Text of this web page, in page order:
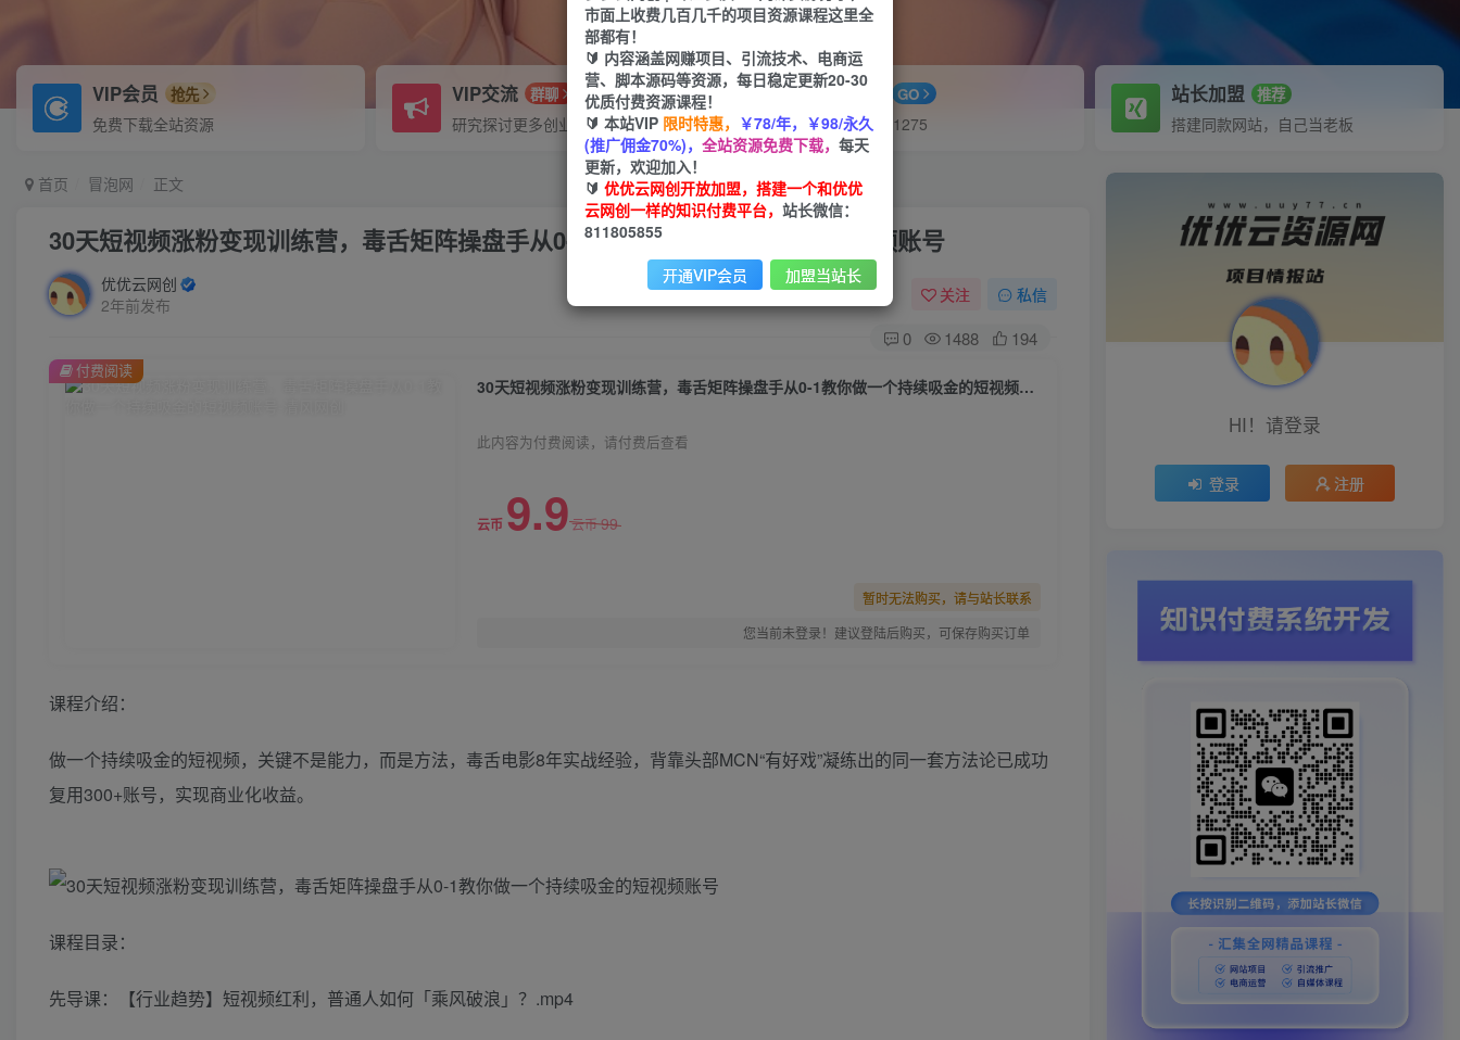
VIP会员 抢先
免费下载全站资源
VIP交流 群聊
研究探讨更多创业项目路子。
APP下载 GO
站长V：hu91275
站长加盟 推荐
搭建同款网站，自己当老板
首页 冒泡网 正文
30天短视频涨粉变现训练营，毒舌矩阵操盘手从0-1教你做一个持续吸金的短视频账号
优优云网创
2年前发布
关注 私信
0 1488 194
30天短视频涨粉变现训练营，毒舌矩阵操盘手从0-1教你做一个持续吸金的短视频账号
此内容为付费阅读，请付费后查看
云币 9.9云币99
暂时无法购买，请与站长联系
您当前未登录！建议登陆后购买，可保存购买订单
付费阅读
课程介绍：
做一个持续吸金的短视频，关键不是能力，而是方法，毒舌电影8年实战经验，背靠头部MCN“有好戏”凝练出的同一套方法论已成功
复用300+账号，实现商业化收益。
课程目录：
先导课：【行业趋势】短视频红利，普通人如何「乘风破浪」？.mp4
HI！请登录
登录 注册
市面上收费几百几千的项目资源课程这里全
部都有！
🔰 内容涵盖网赚项目、引流技术、电商运
营、脚本源码等资源，每日稳定更新20-30
优质付费资源课程！
🔰 本站VIP 限时特惠， ￥78/年，￥98/永久
(推广佣金70%)， 全站资源免费下载， 每天
更新，欢迎加入！
🔰 优优云网创开放加盟，搭建一个和优优
云网创一样的知识付费平台， 站长微信：
811805855
开通VIP会员 加盟当站长